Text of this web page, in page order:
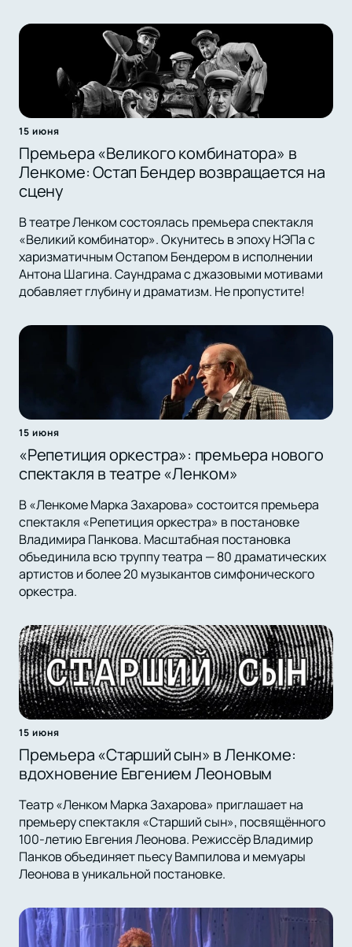
15 июня
Премьера «Великого комбинатора» в
Ленкоме: Остап Бендер возвращается на
сцену
В театре Ленком состоялась премьера спектакля
«Великий комбинатор». Окунитесь в эпоху НЭПа с
харизматичным Остапом Бендером в исполнении
Антона Шагина. Саундрама с джазовыми мотивами
добавляет глубину и драматизм. Не пропустите!
15 июня
«Репетиция оркестра»: премьера нового
спектакля в театре «Ленком»
В «Ленкоме Марка Захарова» состоится премьера
спектакля «Репетиция оркестра» в постановке
Владимира Панкова. Масштабная постановка
объединила всю труппу театра — 80 драматических
артистов и более 20 музыкантов симфонического
оркестра.
15 июня
Премьера «Старший сын» в Ленкоме:
вдохновение Евгением Леоновым
Театр «Ленком Марка Захарова» приглашает на
премьеру спектакля «Старший сын», посвящённого
100-летию Евгения Леонова. Режиссёр Владимир
Панков объединяет пьесу Вампилова и мемуары
Леонова в уникальной постановке.